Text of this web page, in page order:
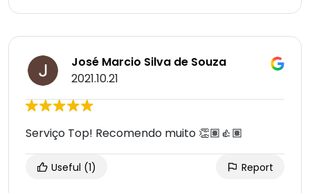
José Marcio Silva de Souza
2021.10.21
Serviço Top! Recomendo muito 👏🏽👍🏽
Useful (1) Report